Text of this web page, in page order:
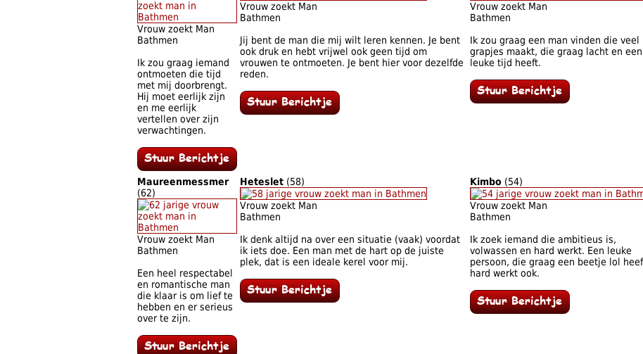
Vrouw zoekt Man
Bathmen
Ik zou graag iemand
ontmoeten die tijd
met mij doorbrengt.
Hij moet eerlijk zijn
en me eerlijk
vertellen over zijn
verwachtingen.
Vrouw zoekt Man
Bathmen
Jij bent de man die mij wilt leren kennen. Je bent
ook druk en hebt vrijwel ook geen tijd om
vrouwen te ontmoeten. Je bent hier voor dezelfde
reden.
Vrouw zoekt Man
Bathmen
Ik zou graag een man vinden die veel
grapjes maakt, die graag lacht en een
leuke tijd heeft.
Maureenmessmer
(62)
Vrouw zoekt Man
Bathmen
Een heel respectabel
en romantische man
die klaar is om lief te
hebben en er serieus
over te zijn.
Heteslet (58)
Vrouw zoekt Man
Bathmen
Ik denk altijd na over een situatie (vaak) voordat
ik iets doe. Een man met de hart op de juiste
plek, dat is een ideale kerel voor mij.
Kimbo (54)
Vrouw zoekt Man
Bathmen
Ik zoek iemand die ambitieus is,
volwassen en hard werkt. Een leuke
persoon, die graag een beetje lol
hard werkt ook.